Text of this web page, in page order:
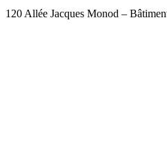
120 Allée Jacques Monod –